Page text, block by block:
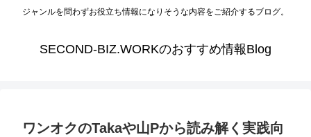
ジャンルを問わずお役立ち情報になりそうな内容をご紹介するブログ。
SECOND-BIZ.WORKのおすすめ情報Blog
ワンオクのTakaや山Pから読み解く実践向